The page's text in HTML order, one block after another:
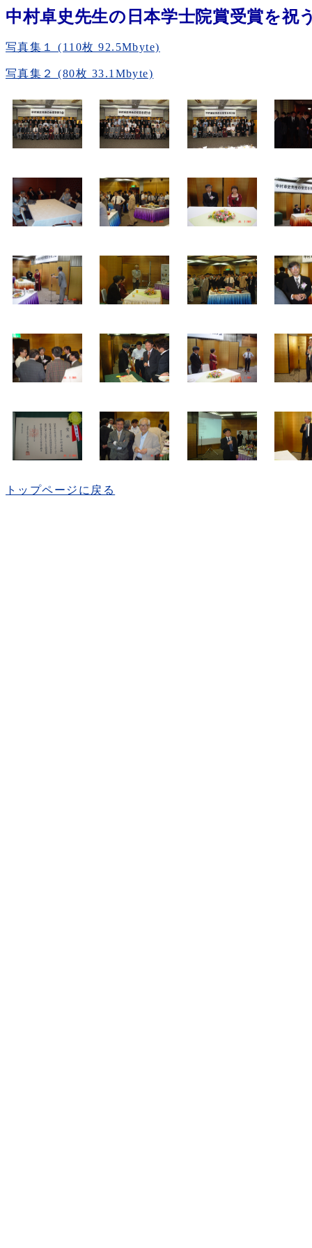
中村卓史先生の日本学士院賞受賞を祝
写真集１ (110枚 92.5Mbyte)
写真集２ (80枚 33.1Mbyte)
トップページに戻る